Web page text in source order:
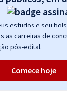
estudos e seu
as carreiras de
pós-edital.
Comece hoje